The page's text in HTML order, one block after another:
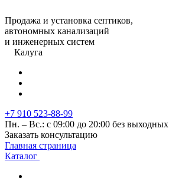
Продажа и установка септиков,
автономных канализаций
и инженерных систем
Калуга
+7 910 523-88-99
Пн. – Вс.: с 09:00 до 20:00 без выходных
Заказать консультацию
Главная страница
Каталог